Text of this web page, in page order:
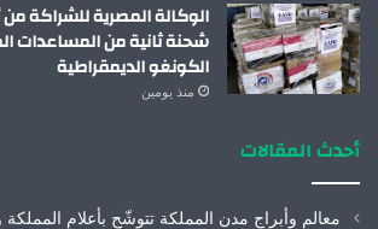
الوكالة المصرية للشراكة
شحنة ثانية من المساعدات
الكونغو الديمقراطية
منذ يومين
أحدث المقالات
معالم وأبراج مدن المملكة تتوشّح بأعلام المملكة